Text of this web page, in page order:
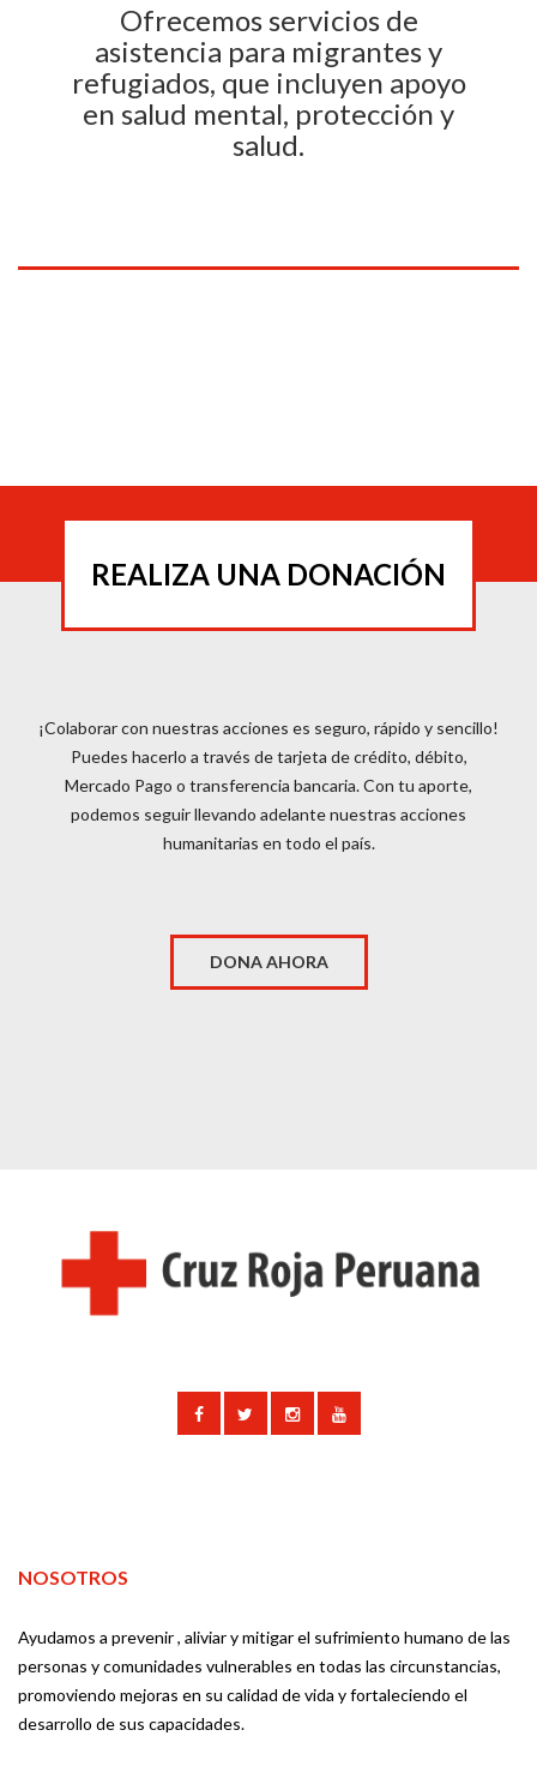
Ofrecemos servicios de
asistencia para migrantes y
refugiados, que incluyen apoyo
en salud mental, protección y
salud.
REALIZA UNA DONACIÓN
¡Colaborar con nuestras acciones es seguro, rápido y sencillo!
Puedes hacerlo a través de tarjeta de crédito, débito,
Mercado Pago o transferencia bancaria. Con tu aporte,
podemos seguir llevando adelante nuestras acciones
humanitarias en todo el país.
DONA AHORA
NOSOTROS
Ayudamos a prevenir , aliviar y mitigar el sufrimiento humano de las
personas y comunidades vulnerables en todas las circunstancias,
promoviendo mejoras en su calidad de vida y fortaleciendo el
desarrollo de sus capacidades.